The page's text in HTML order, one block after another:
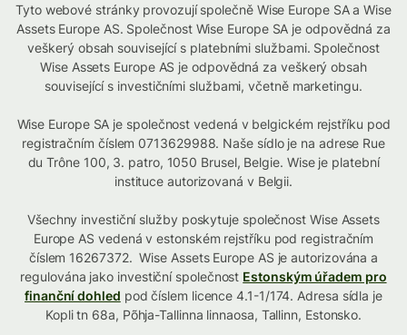
Tyto webové stránky provozují společně Wise Europe SA a Wise
Assets Europe AS. Společnost Wise Europe SA je odpovědná za
veškerý obsah související s platebními službami. Společnost
Wise Assets Europe AS je odpovědná za veškerý obsah
související s investičními službami, včetně marketingu.
Wise Europe SA je společnost vedená v belgickém rejstříku pod
registračním číslem 0713629988. Naše sídlo je na adrese Rue
du Trône 100, 3. patro, 1050 Brusel, Belgie. Wise je platební
instituce autorizovaná v Belgii.
Všechny investiční služby poskytuje společnost Wise Assets
Europe AS vedená v estonském rejstříku pod registračním
číslem 16267372. Wise Assets Europe AS je autorizována a
regulována jako investiční společnost Estonským úřadem pro
finanční dohled pod číslem licence 4.1-1/174. Adresa sídla je
Kopli tn 68a, Põhja-Tallinna linnaosa, Tallinn, Estonsko.